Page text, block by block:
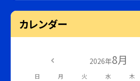
カレンダー
2026年8月
日 月 火 水 木